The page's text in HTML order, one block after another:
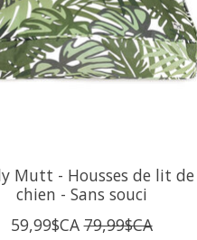
Mutt - Housses de lit de
chien - Sans souci
59,99$CA 79,99$CA